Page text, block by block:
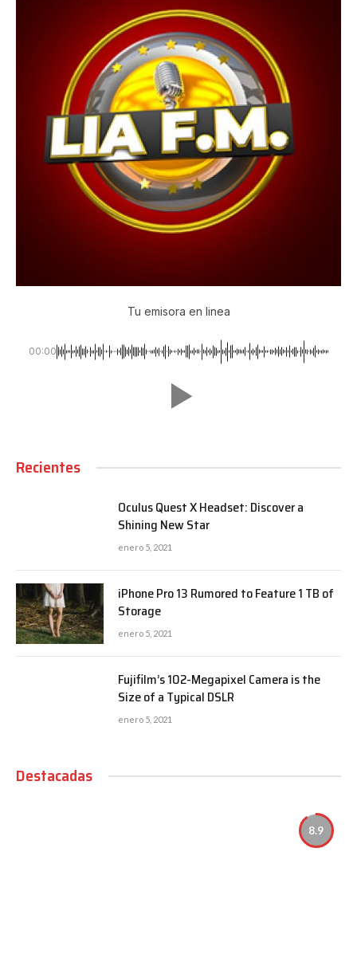
Tu emisora en linea
00:00
Recientes
Oculus Quest X Headset: Discover a
Shining New Star
enero 5, 2021
iPhone Pro 13 Rumored to Feature 1 TB of
Storage
enero 5, 2021
Fujifilm’s 102-Megapixel Camera is the
Size of a Typical DSLR
enero 5, 2021
Destacadas
8.9